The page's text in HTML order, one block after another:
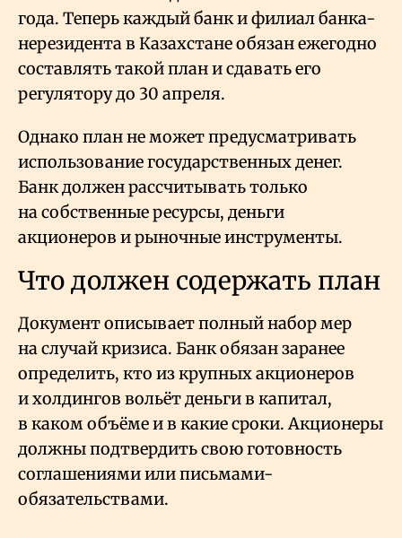
года. Теперь каждый банк и филиал банка-
нерезидента в Казахстане обязан ежегодно
составлять такой план и сдавать его
регулятору до 30 апреля.
Однако план не может предусматривать
использование государственных денег.
Банк должен рассчитывать только
на собственные ресурсы, деньги
акционеров и рыночные инструменты.
Что должен содержать план
Документ описывает полный набор мер
на случай кризиса. Банк обязан заранее
определить, кто из крупных акционеров
и холдингов вольёт деньги в капитал,
в каком объёме и в какие сроки. Акционеры
должны подтвердить свою готовность
соглашениями или письмами-
обязательствами.